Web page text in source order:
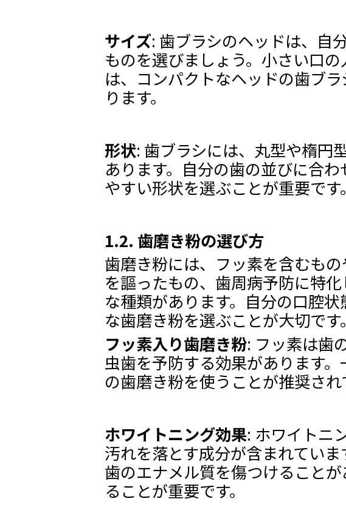
サイズ: 歯ブラシのヘッドは、自
ものを選びましょう。小さい口
は、コンパクトなヘッドの歯ブ
ります。
形状: 歯ブラシには、丸型や楕円
あります。自分の歯の並びに合
やすい形状を選ぶことが重要です。
1.2. 歯磨き粉の選び方
歯磨き粉には、フッ素を含むも
を謳ったもの、歯周病予防に特
な種類があります。自分の口腔
な歯磨き粉を選ぶことが大切です。
フッ素入り歯磨き粉: フッ素は歯
虫歯を予防する効果があります
の歯磨き粉を使うことが推奨され
ホワイトニング効果: ホワイトニ
汚れを落とす成分が含まれてい
歯のエナメル質を傷つけること
ることが重要です。